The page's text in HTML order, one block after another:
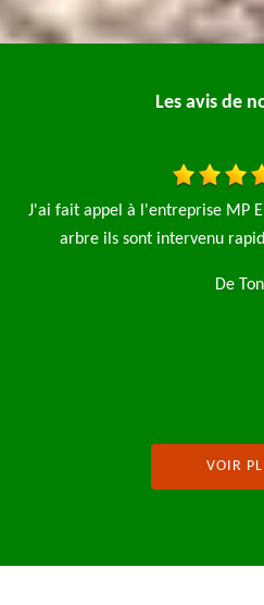
Les avis de
Bonjour je mets cet avis suite
élagage pro pour un élagage
la fin du travail au niveau du
VOIR